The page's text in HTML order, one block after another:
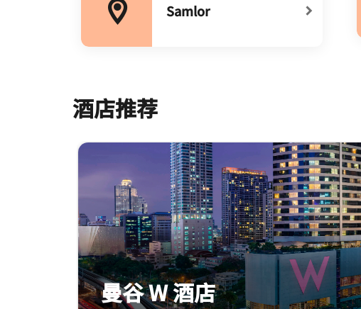
Samlor​
打开新窗口
酒店推荐
跳过 酒店推荐 轮播 使用 9 张卡。
曼谷 W 酒店